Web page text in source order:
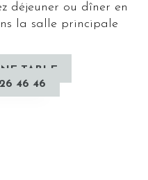
déjeuner ou dîner en
la salle principale
TABLE
46 46